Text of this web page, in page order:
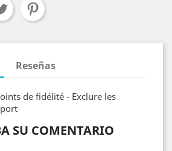
Reseñas
de fidélité - Exclure les
SU COMENTARIO